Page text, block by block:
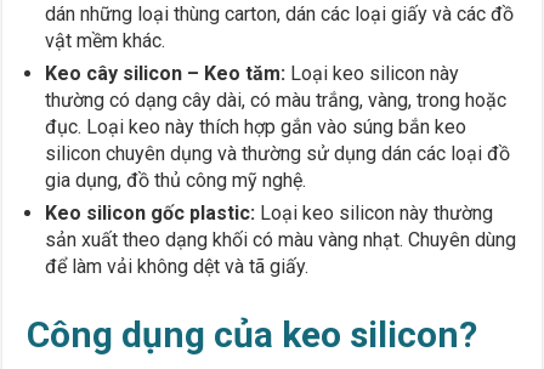
dán những loại thùng carton, dán các loại giấy và các đồ
vật mềm khác.
Keo cây silicon – Keo tăm: Loại keo silicon này
thường có dạng cây dài, có màu trắng, vàng, trong hoặc
đục. Loại keo này thích hợp gắn vào súng bắn keo
silicon chuyên dụng và thường sử dụng dán các loại đồ
gia dụng, đồ thủ công mỹ nghệ.
Keo silicon gốc plastic: Loại keo silicon này thường
sản xuất theo dạng khối có màu vàng nhạt. Chuyên dùng
để làm vải không dệt và tã giấy.
Công dụng của keo silicon?